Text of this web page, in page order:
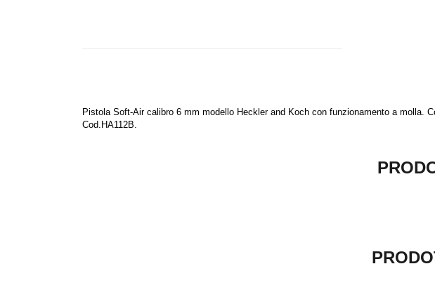
Pistola Soft-Air calibro 6 mm modello Heckler and Koch con funzionamento a molla.
Cod.HA112B.